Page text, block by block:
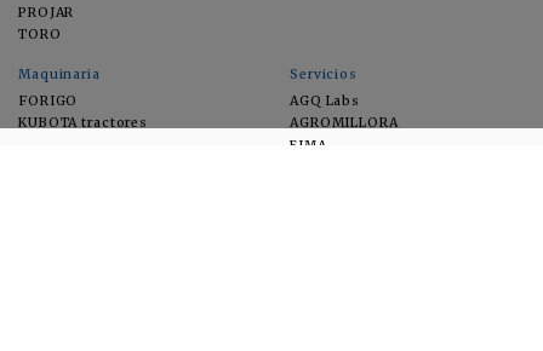
PROJAR
TORO
Maquinaria
FORIGO
KUBOTA tractores
Servicios
AGQ Labs
AGROMILLORA
EIMA